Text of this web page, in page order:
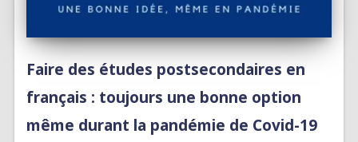
Faire des études postsecondaires en
français : toujours une bonne option
même durant la pandémie de Covid-19